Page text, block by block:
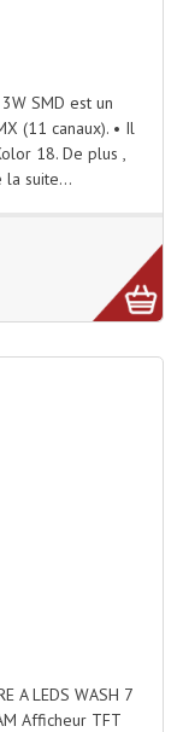
SMD est un
(11 canaux). • Il
18. De plus ,
la suite...
A LEDS WASH 7
Afficheur TFT